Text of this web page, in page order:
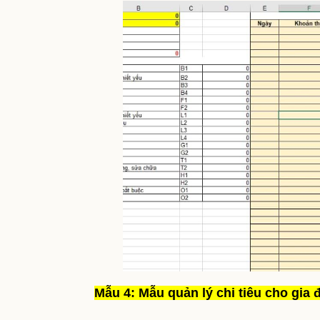
Mẫu 4: Mẫu quản lý chi tiêu cho gia